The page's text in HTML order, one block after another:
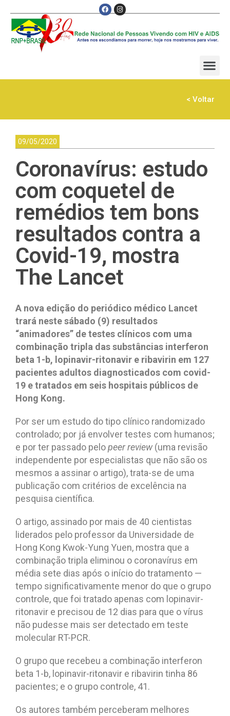
< Voltar
09/05/2020
Coronavírus: estudo
com coquetel de
remédios tem bons
resultados contra a
Covid-19, mostra
The Lancet
A nova edição do periódico médico Lancet
trará neste sábado (9) resultados
“animadores” de testes clínicos com uma
combinação tripla das substâncias interferon
beta 1-b, lopinavir-ritonavir e ribavirin em 127
pacientes adultos diagnosticados com covid-
19 e tratados em seis hospitais públicos de
Hong Kong.
Por ser um estudo do tipo clínico randomizado
controlado; por já envolver testes com humanos;
e por ter passado pelopeer review(uma revisão
independente por especialistas que não são os
mesmos a assinar o artigo), trata-se de uma
publicação com critérios de excelência na
pesquisa científica.
O artigo, assinado por mais de 40 cientistas
liderados pelo professor da Universidade de
Hong Kong Kwok-Yung Yuen, mostra que a
combinação tripla eliminou o coronavírus em
média sete dias após o início do tratamento —
tempo significativamente menor do que o grupo
controle, que foi tratado apenas com lopinavir-
ritonavir e precisou de 12 dias para que o vírus
não pudesse mais ser detectado em teste
molecular RT-PCR.
O grupo que recebeu a combinação interferon
beta 1-b, lopinavir-ritonavir e ribavirin tinha 86
pacientes; e o grupo controle, 41.
Os autores também perceberam melhores